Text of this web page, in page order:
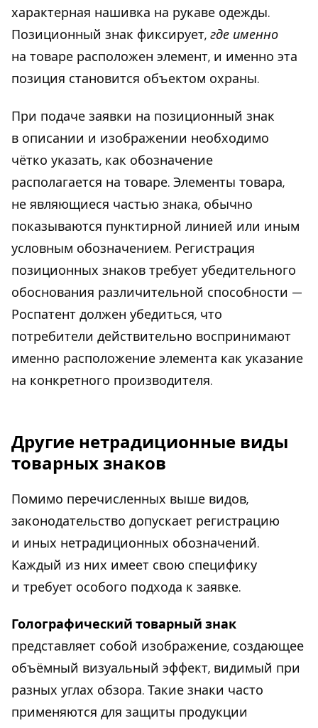
характерная нашивка на рукаве одежды.
Позиционный знак фиксирует, где именно
на товаре расположен элемент, и именно эта
позиция становится объектом охраны.
При подаче заявки на позиционный знак
в описании и изображении необходимо
чётко указать, как обозначение
располагается на товаре. Элементы товара,
не являющиеся частью знака, обычно
показываются пунктирной линией или иным
условным обозначением. Регистрация
позиционных знаков требует убедительного
обоснования различительной способности —
Роспатент должен убедиться, что
потребители действительно воспринимают
именно расположение элемента как указание
на конкретного производителя.
Другие нетрадиционные виды
товарных знаков
Помимо перечисленных выше видов,
законодательство допускает регистрацию
и иных нетрадиционных обозначений.
Каждый из них имеет свою специфику
и требует особого подхода к заявке.
Голографический товарный знак
представляет собой изображение, создающее
объёмный визуальный эффект, видимый при
разных углах обзора. Такие знаки часто
применяются для защиты продукции